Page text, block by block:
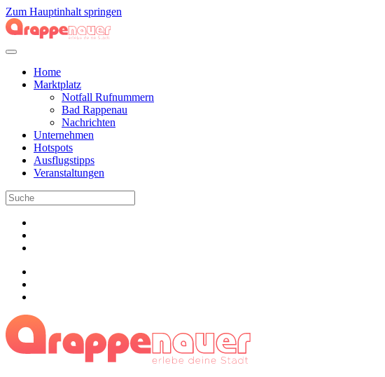
Zum Hauptinhalt springen
Home
Marktplatz
Notfall Rufnummern
Bad Rappenau
Nachrichten
Unternehmen
Hotspots
Ausflugstipps
Veranstaltungen